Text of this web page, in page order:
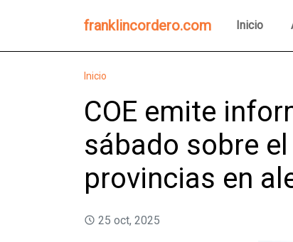
franklincordero.com Inicio
Inicio
COE emite
sábado sobre
provincias en
25 oct, 2025